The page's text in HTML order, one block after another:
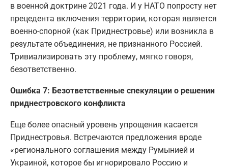
в военной доктрине 2021 года. И у НАТО попросту нет
прецедента включения территории, которая является
военно-спорной (как Приднестровье) или возникла в
результате объединения, не признанного Россией.
Тривиализировать эту проблему, мягко говоря,
безответственно.
Ошибка 7: Безответственные спекуляции о решении
приднестровского конфликта
Еще более опасный уровень упрощения касается
Приднестровья. Встречаются предложения вроде
«регионального соглашения между Румынией и
Украиной, которое бы игнорировало Россию и